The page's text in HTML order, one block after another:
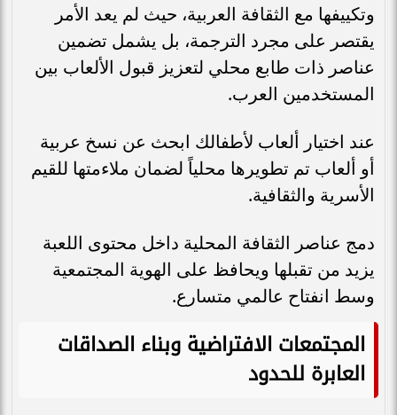
وتكييفها مع الثقافة العربية، حيث لم يعد الأمر
يقتصر على مجرد الترجمة، بل يشمل تضمين
عناصر ذات طابع محلي لتعزيز قبول الألعاب بين
المستخدمين العرب.
عند اختيار ألعاب لأطفالك ابحث عن نسخ عربية
أو ألعاب تم تطويرها محلياً لضمان ملاءمتها للقيم
الأسرية والثقافية.
دمج عناصر الثقافة المحلية داخل محتوى اللعبة
يزيد من تقبلها ويحافظ على الهوية المجتمعية
وسط انفتاح عالمي متسارع.
المجتمعات الافتراضية وبناء الصداقات
العابرة للحدود